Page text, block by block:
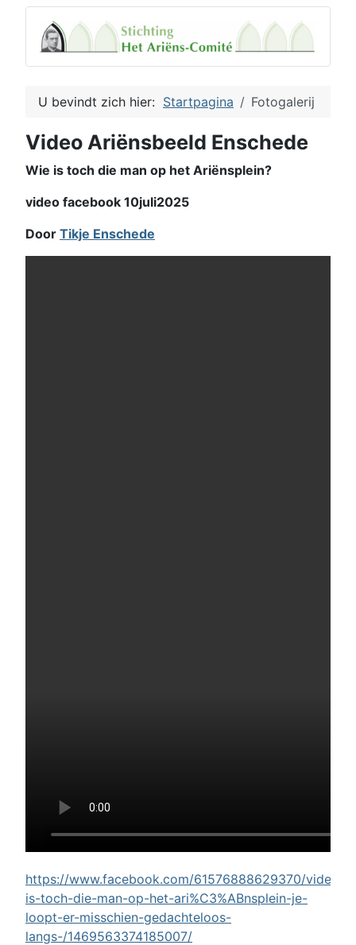
U bevindt zich hier: Startpagina Fotogalerij
Video Ariënsbeeld Enschede
Wie is toch die man op het Ariënsplein?
video facebook 10juli2025
Door Tikje Enschede
https://www.facebook.com/61576888629370/videos/
is-toch-die-man-op-het-ari%C3%ABnsplein-je-
loopt-er-misschien-gedachteloos-
langs-/1469563374185007/